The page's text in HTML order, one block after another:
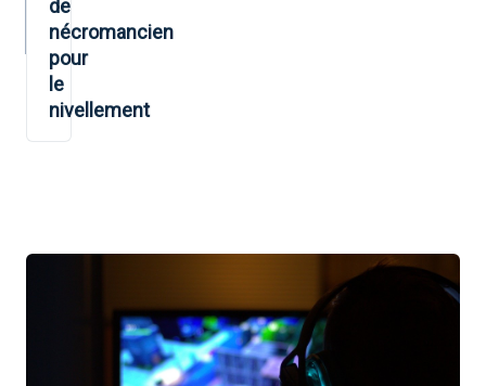
de
nécromancien
pour
le
nivellement